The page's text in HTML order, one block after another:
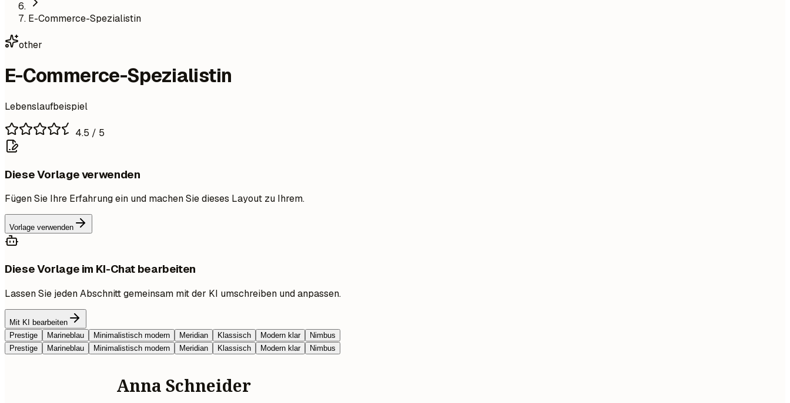
E-Commerce-Spezialistin
other
E-Commerce-Spezialistin
Lebenslaufbeispiel
4.5 / 5
Diese Vorlage verwenden
Fügen Sie Ihre Erfahrung ein und machen Sie dieses Layout zu Ihrem.
Vorlage verwenden
Diese Vorlage im KI-Chat bearbeiten
Lassen Sie jeden Abschnitt gemeinsam mit der KI umschreiben und anpassen.
Mit KI bearbeiten
Prestige
Marineblau Minimalistisch modern Meridian Klassisch Modern klar
Nimbus
Prestige
Marineblau Minimalistisch modern Meridian Klassisch Modern klar Nimbus
Anna Schneider